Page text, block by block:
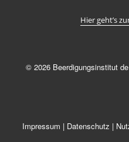
Hier geht’s
© 2026 Beerdigungsinstitut
Impressum | Datenschutz |